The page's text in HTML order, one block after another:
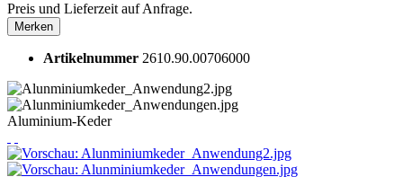
Preis und Lieferzeit auf Anfrage.
Merken
Artikelnummer 2610.90.00706000
Aluminium-Keder